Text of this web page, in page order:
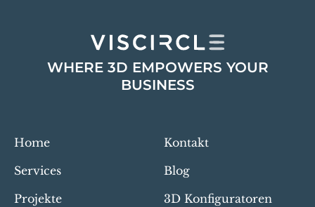
WHERE 3D EMPOWERS YOUR
BUSINESS
Home
Services
Projekte
Kontakt
Blog
3D Konfiguratoren